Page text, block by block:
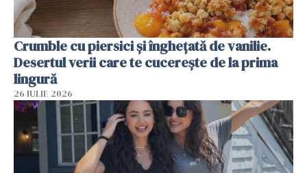
Crumble cu piersici și înghețată de vanilie.
Desertul verii care te cucerește de la prima
lingură
26 IULIE 2026